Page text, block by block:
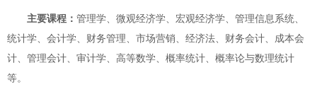
主要课程： 管理学、微观经济学、宏观经济学、管理信息系统、
统计学、会计学、财务管理、市场营销、经济法、财务会计、成本会
计、管理会计、审计学、高等数学、概率统计、概率论与数理统计
等。